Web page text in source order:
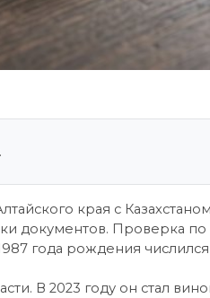
края с
документов. Проверка
года рождения
В 2023 году он стал